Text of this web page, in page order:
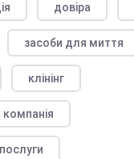
довіра
засоби для миття
клінінг
компанія
послуги